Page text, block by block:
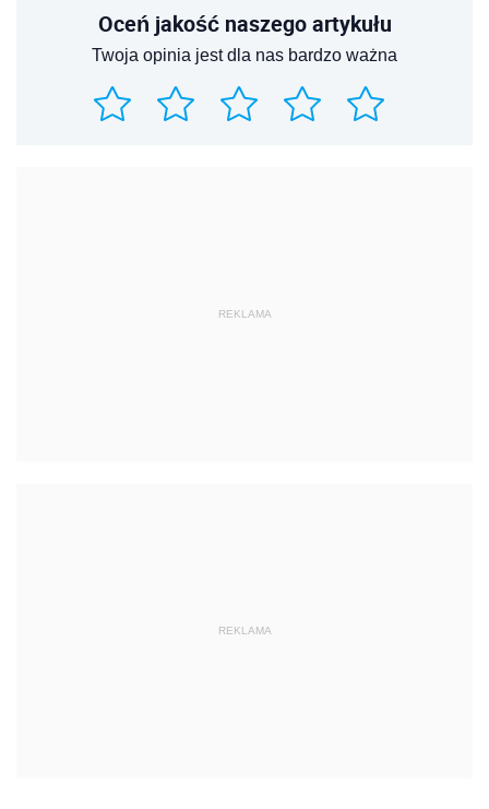
Oceń jakość naszego artykułu
Twoja opinia jest dla nas bardzo ważna
REKLAMA
REKLAMA